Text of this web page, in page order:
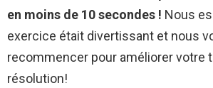
en moins de 10 secondes ! Nous
exercice était divertissant et nous
recommencer pour améliorer votre
résolution!